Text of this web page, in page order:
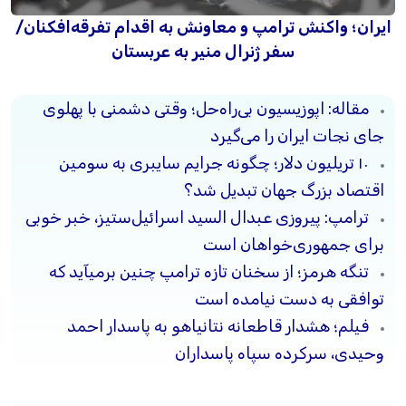
ایران؛ واکنش ترامپ و معاونش به اقدام تفرقه‌افکنان/
سفر ژنرال منیر به عربستان
مقاله: اپوزیسیون بی‌راه‌حل؛ وقتی دشمنی با پهلوی
جای نجات ایران را می‌گیرد
۱۰ تریلیون دلار؛ چگونه جرایم سایبری به سومین
اقتصاد بزرگ جهان تبدیل شد؟
ترامپ: پیروزی عبدال السید اسرائیل‌ستیز، خبر خوبی
برای جمهوری‌خواهان است
تنگه هرمز؛ از سخنان تازه ترامپ چنین برمیآید که
توافقی به دست نیامده است
فیلم؛ هشدار قاطعانه نتانیاهو به پاسدار احمد
وحیدی، سرکرده سپاه پاسداران